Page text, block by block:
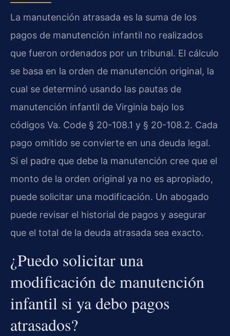
La manutención atrasada es la suma de los
pagos de manutención infantil no realizados
que fueron ordenados por un tribunal. El cálculo
se basa en la orden de manutención original, la
cual se determinó usando las pautas de
manutención infantil de Virginia bajo los
códigos Va. Code § 20-108.1 y § 20-108.2. Cada
pago omitido se convierte en una deuda legal.
Si el padre que debe la manutención cree que el
monto de la orden original ya no es apropiado,
puede solicitar una modificación. Un abogado
puede revisar el historial de pagos y asegurar
que el total de la deuda atrasada sea exacto.
¿Puedo solicitar una
modificación de manutención
infantil si ya debo pagos
atrasados?